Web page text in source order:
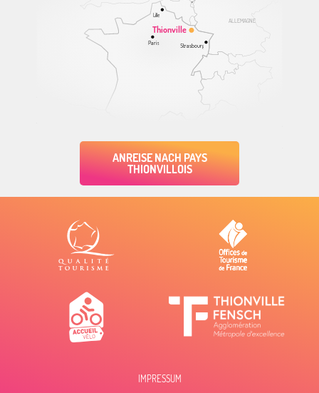
ALLEMAGNE
Thionville
Lille
Paris Strasbourg
ANREISE NACH PAYS
THIONVILLOIS
IMPRESSUM